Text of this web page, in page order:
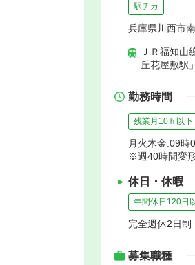
駅チカ
兵庫県川西市
ＪＲ福知
丘花屋敷駅
勤務時間
残業月10ｈ以下
月火木金:09
※週40時間変
休日・休暇
年間休日120日
完全週休2日
募集職種